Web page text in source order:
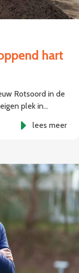
hart
Rotsoord in de
plek in…
lees meer